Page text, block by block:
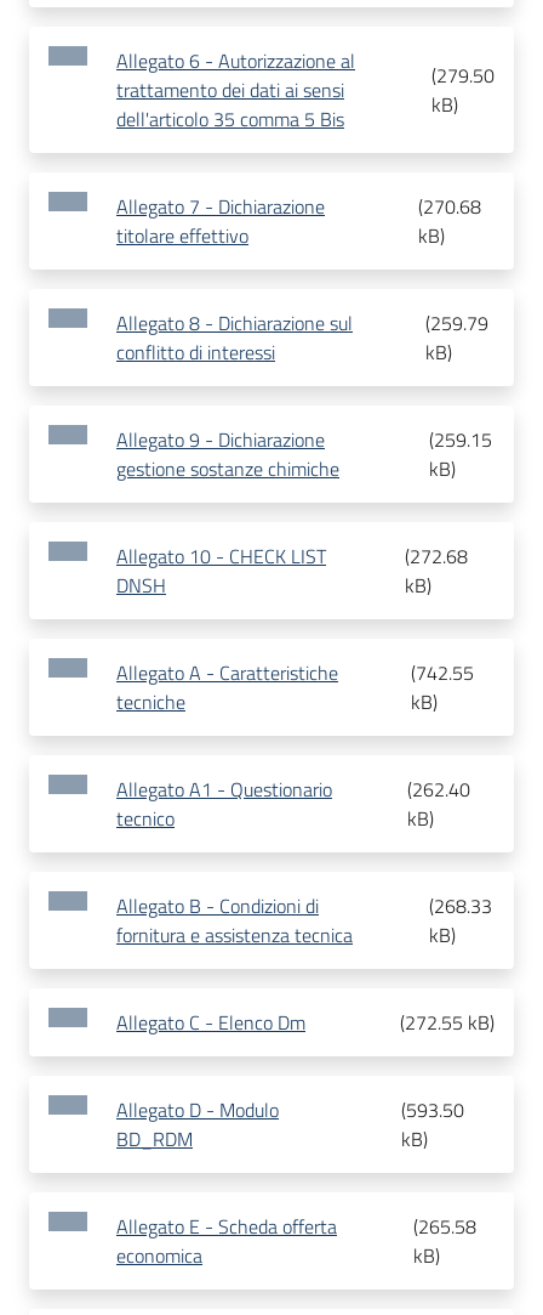
Allegato 6 - Autorizzazione al
trattamento dei dati ai sensi
dell'articolo 35 comma 5 Bis
(279.50
kB)
Allegato 7 - Dichiarazione
titolare effettivo
(270.68
kB)
Allegato 8 - Dichiarazione sul
conflitto di interessi
(259.79
kB)
Allegato 9 - Dichiarazione
gestione sostanze chimiche
(259.15
kB)
Allegato 10 - CHECK LIST
DNSH
(272.68
kB)
Allegato A - Caratteristiche
tecniche
(742.55
kB)
Allegato A1 - Questionario
tecnico
(262.40
kB)
Allegato B - Condizioni di
fornitura e assistenza tecnica
(268.33
kB)
Allegato C - Elenco Dm (272.55 kB)
Allegato D - Modulo
BD_RDM
(593.50
kB)
Allegato E - Scheda offerta
economica
(265.58
kB)